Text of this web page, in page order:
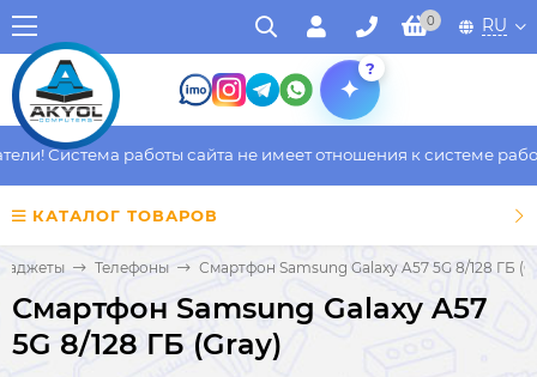
0 RU
?
Система работы сайта не имеет отношения к системе
КАТАЛОГ ТОВАРОВ
Телефоны Смартфон Samsung Galaxy A57 5G 8/128 ГБ
Смартфон Samsung Galaxy A57
5G 8/128 ГБ (Gray)